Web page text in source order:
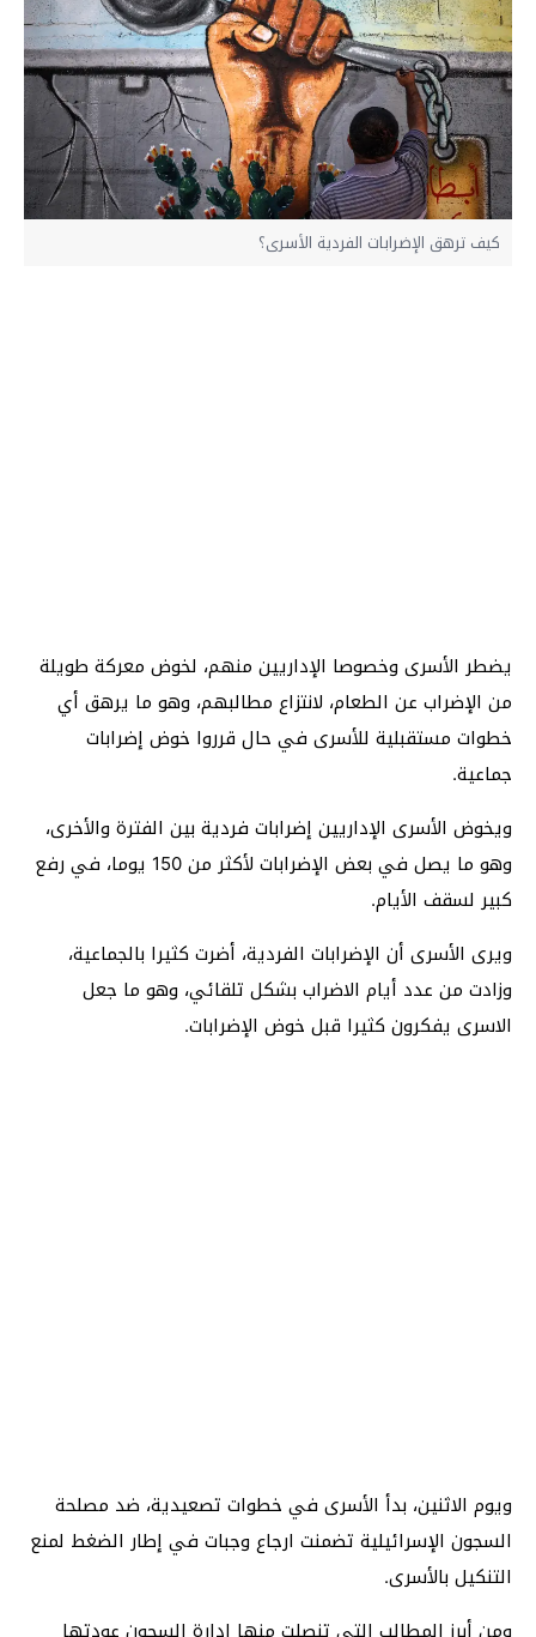
كيف ترهق الإضرابات الفردية الأسرى؟
يضطر الأسرى وخصوصا الإداريين منهم، لخوض معركة طويلة
من الإضراب عن الطعام، لانتزاع مطالبهم، وهو ما يرهق أي
خطوات مستقبلية للأسرى في حال قرروا خوض إضرابات
جماعية.
ويخوض الأسرى الإداريين إضرابات فردية بين الفترة والأخرى،
وهو ما يصل في بعض الإضرابات لأكثر من 150 يوما، في رفع
كبير لسقف الأيام.
ويرى الأسرى أن الإضرابات الفردية، أضرت كثيرا بالجماعية،
وزادت من عدد أيام الاضراب بشكل تلقائي، وهو ما جعل
الاسرى يفكرون كثيرا قبل خوض الإضرابات.
ويوم الاثنين، بدأ الأسرى في خطوات تصعيدية، ضد مصلحة
السجون الإسرائيلية تضمنت ارجاع وجبات في إطار الضغط لمنع
التنكيل بالأسرى.